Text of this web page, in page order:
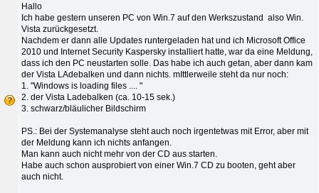
Hallo
Ich habe gestern unseren PC von Win.7 auf den Werkszustand also Win.
Vista zurückgesetzt.
Nachdem er dann alle Updates runtergeladen hat und ich Microsoft Office
2010 und Internet Security Kaspersky installiert hatte, war da eine Meldung,
dass ich den PC neustarten solle. Das habe ich auch getan, aber dann kam
der Vista LAdebalken und dann nichts. mIttlerweile steht da nur noch:
1. "Windows is loading files .... "
2. der Vista Ladebalken (ca. 10-15 sek.)
3. schwarz/bläulicher Bildschirm
PS.: Bei der Systemanalyse steht auch noch irgentetwas mit Error, aber mit
der Meldung kann ich nichts anfangen.
Man kann auch nicht mehr von der CD aus starten.
Habe auch schon ausprobiert von einer Win.7 CD zu booten, geht aber
auch nicht.